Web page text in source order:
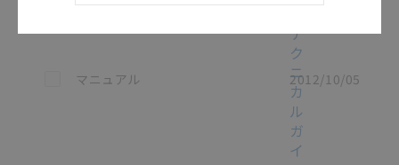
この資料を選択
マニュアル
テ
ク
ニ
カ
ル
ガ
イ
2012/10/05